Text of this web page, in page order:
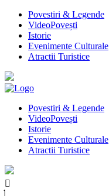
Povestiri & Legende
VideoPovești
Istorie
Evenimente Culturale
Atractii Turistice
Povestiri & Legende
VideoPovești
Istorie
Evenimente Culturale
Atractii Turistice